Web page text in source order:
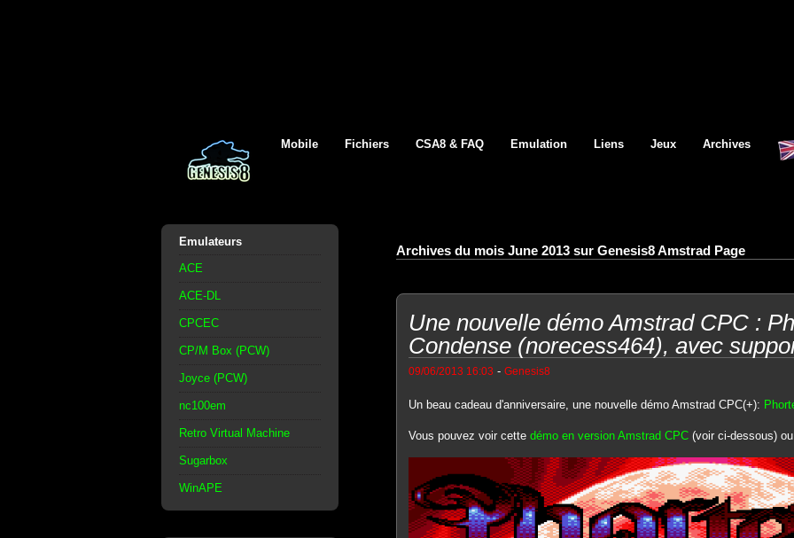
Mobile Fichiers CSA8 & FAQ Emulation Liens Jeux Archives
Emulateurs
ACE
ACE-DL
CPCEC
CP/M Box (PCW)
Joyce (PCW)
nc100em
Retro Virtual Machine
Sugarbox
WinAPE
Archives du mois June 2013 sur Genesis8 Amstrad Page
Une nouvelle démo Amstrad CPC :
Condense (norecess464), avec
09/06/2013 16:03 - Genesis8
Un beau cadeau d'anniversaire, une nouvelle démo Amstrad CPC(+):
Vous pouvez voir cette démo en version Amstrad CPC(voir ci-dessous)